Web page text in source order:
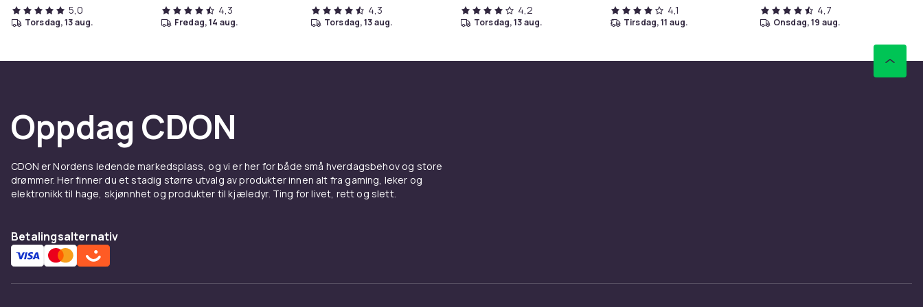
5,0
torsdag, 13 aug.
4,3
fredag, 14 aug.
4,3
torsdag, 13 aug.
4,2
torsdag, 13 aug.
4,1
tirsdag, 11 aug.
4,7
onsdag, 19 aug.
Oppdag CDON
CDON er Nordens ledende markedsplass, og vi er her for både små hverdagsbehov og store
drømmer. Her finner du et stadig større utvalg av produkter innen alt fra gaming, leker og
elektronikk til hage, skjønnhet og produkter til kjæledyr. Ting for livet, rett og slett.
Betalingsalternativ